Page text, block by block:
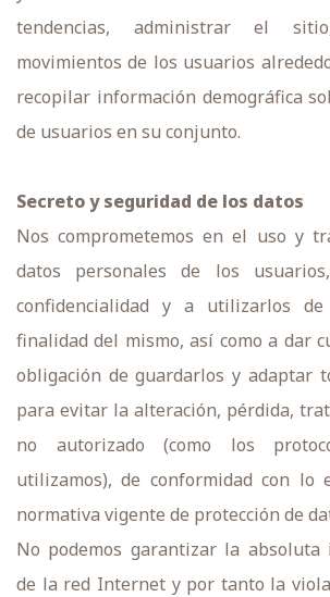
tendencias, administrar el
movimientos de los usuarios
recopilar información demográfica
de usuarios en su conjunto.
Secreto y seguridad de los datos
Nos comprometemos en el uso y
datos personales de los
confidencialidad y a utilizarlos
finalidad del mismo, así como a dar
obligación de guardarlos y adaptar
para evitar la alteración, pérdida,
no autorizado (como los
utilizamos), de conformidad con lo
normativa vigente de protección de
No podemos garantizar la absoluta
de la red Internet y por tanto la